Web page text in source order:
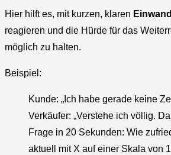
Hier hilft es, mit kurzen, klaren
reagieren und die Hürde für das
möglich zu halten.
Beispiel:
Kunde: „Ich habe gerade keine
Verkäufer: „Verstehe ich völlig.
Frage in 20 Sekunden: Wie
aktuell mit X auf einer Skala von